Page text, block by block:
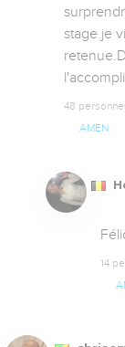
stage.je
48
AMEN
14